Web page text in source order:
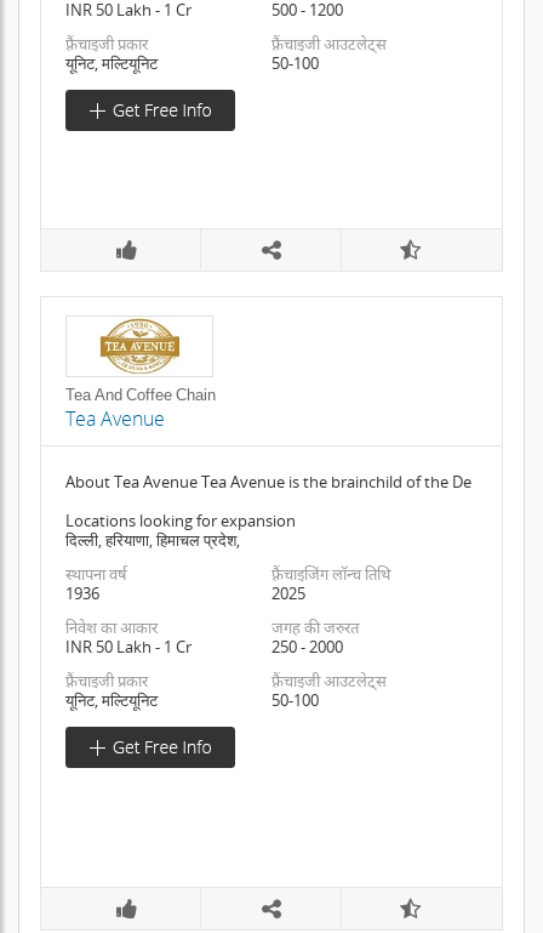
INR 50 Lakh - 1 Cr
500 - 1200
फ़्रैंचाइजी प्रकार
यूनिट, मल्टियूनिट
फ़्रैंचाइजी आउटलेट्स
50-100
Tea And Coffee Chain
Tea Avenue
About Tea Avenue Tea Avenue is the brainchild of the De
Locations looking for expansion
दिल्ली, हरियाणा, हिमाचल प्रदेश,
स्थापना वर्ष
1936
फ़्रैंचाइजिंग लॉन्च तिथि
2025
निवेश का आकार
INR 50 Lakh - 1 Cr
जगह की जरुरत
250 - 2000
फ़्रैंचाइजी प्रकार
यूनिट, मल्टियूनिट
फ़्रैंचाइजी आउटलेट्स
50-100